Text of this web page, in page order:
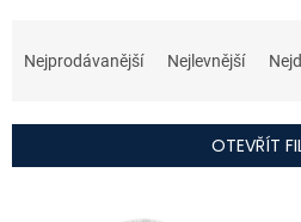
a
í
Nejprodávanější Nejlevnější
OTEVŘÍT